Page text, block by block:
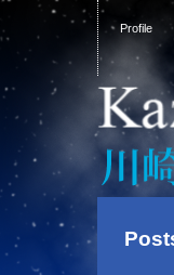
Profile